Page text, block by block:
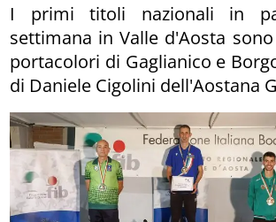
I primi titoli nazionali in
settimana in Valle d'Aosta
portacolori di Gaglianico e
di Daniele Cigolini dell'Aostana